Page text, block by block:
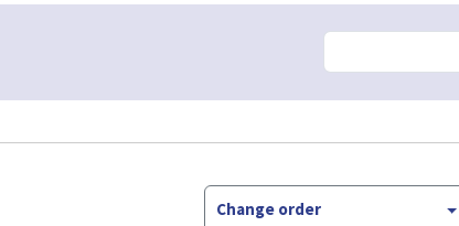
Change order